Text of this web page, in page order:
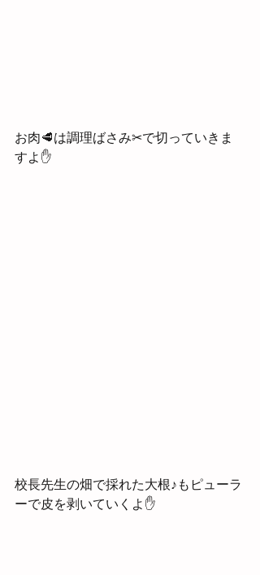
お肉🥩は調理ばさみ✂で切っていきま
すよ✋
校長先生の畑で採れた大根♪もピューラ
ーで皮を剥いていくよ✋